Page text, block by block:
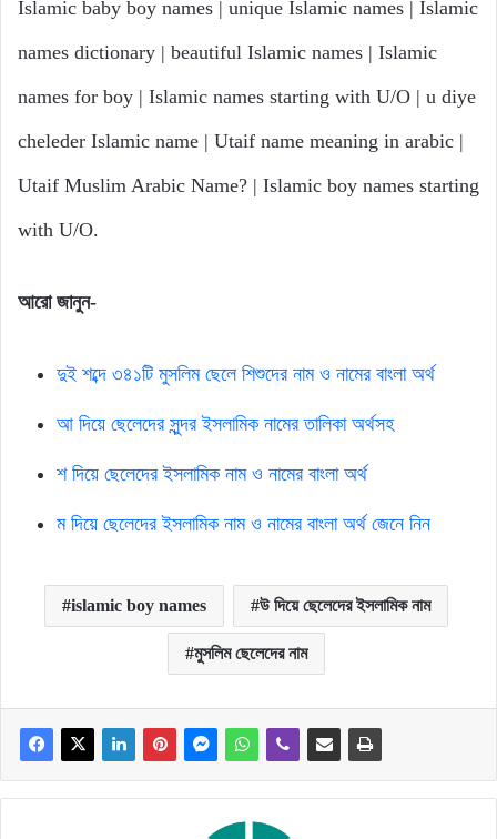
Islamic baby boy names | unique Islamic names | Islamic
names dictionary | beautiful Islamic names | Islamic
names for boy | Islamic names starting with U/O | u diye
cheleder Islamic name | Utaif name meaning in arabic |
Utaif Muslim Arabic Name? | Islamic boy names starting
with U/O.
আরো জানুন-
দুই শব্দে ৩৪১টি মুসলিম ছেলে শিশুদের নাম ও নামের বাংলা অর্থ
আ দিয়ে ছেলেদের সুন্দর ইসলামিক নামের তালিকা অর্থসহ
শ দিয়ে ছেলেদের ইসলামিক নাম ও নামের বাংলা অর্থ
ম দিয়ে ছেলেদের ইসলামিক নাম ও নামের বাংলা অর্থ জেনে নিন
islamic boy names উ দিয়ে ছেলেদের ইসলামিক নাম
মুসলিম ছেলেদের নাম